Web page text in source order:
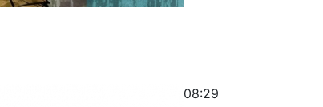
08:29